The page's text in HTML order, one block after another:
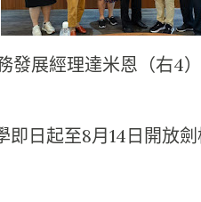
發展經理達米恩（右4
即日起至8月14日開放